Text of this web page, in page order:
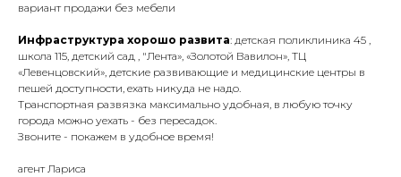
вариант продажи без мебели
Инфраструктура хорошо развита: детская поликлиника 45 ,
школа 115, детский сад , "Лента», «Золотой Вавилон», ТЦ
«Левенцовский», детские развивающие и медицинские центры в
пешей доступности, ехать никуда не надо.
Транспортная развязка максимально удобная, в любую точку
города можно уехать - без пересадок.
Звоните - покажем в удобное время!
агент Лариса